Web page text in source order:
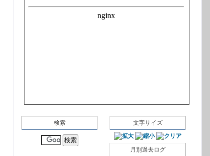
検索 文字サイズ
月別過去ログ